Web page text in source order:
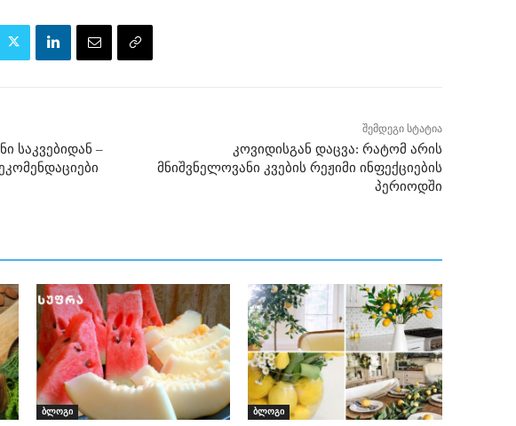
საკვებიდან –
შემდეგი სტატია
კოვიდისგან დაცვა: რატომ არის
მნიშვნელოვანი კვების რეჟიმი ინფექციების
პერიოდში
ბლოგი ბლოგი